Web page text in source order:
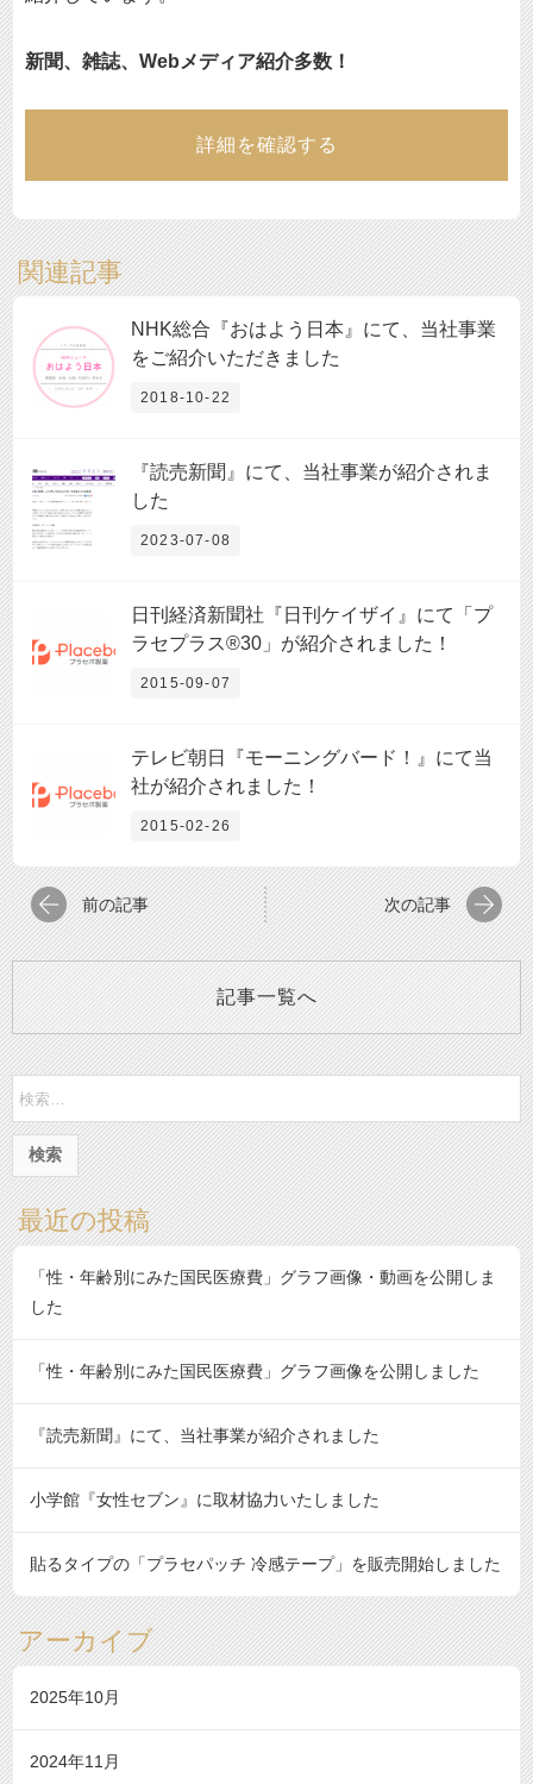
新聞、雑誌、Webメディア紹介多数！
詳細を確認する
関連記事
NHK総合『おはよう日本』にて、当社事業
をご紹介いただきました
2018-10-22
『読売新聞』にて、当社事業が紹介されま
した
2023-07-08
日刊経済新聞社『日刊ケイザイ』にて「プ
ラセプラス®30」が紹介されました！
2015-09-07
テレビ朝日『モーニングバード！』にて当
社が紹介されました！
2015-02-26
前の記事 次の記事
記事一覧へ
検
索:
最近の投稿
「性・年齢別にみた国民医療費」グラフ画像・動画を公開しま
した
「性・年齢別にみた国民医療費」グラフ画像を公開しました
『読売新聞』にて、当社事業が紹介されました
小学館『女性セブン』に取材協力いたしました
貼るタイプの「プラセパッチ 冷感テープ」を販売開始しました
アーカイブ
2025年10月
2024年11月